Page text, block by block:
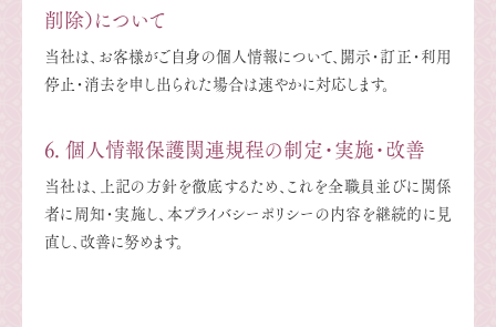
削除）について
当社は、お客様がご自身の個人情報について、開示・訂正・利用
停止・消去を申し出られた場合は速やかに対応します。
6. 個人情報保護関連規程の制定・実施・改善
当社は、上記の方針を徹底するため、これを全職員並びに関係
者に周知・実施し、本プライバシーポリシーの内容を継続的に見
直し、改善に努めます。